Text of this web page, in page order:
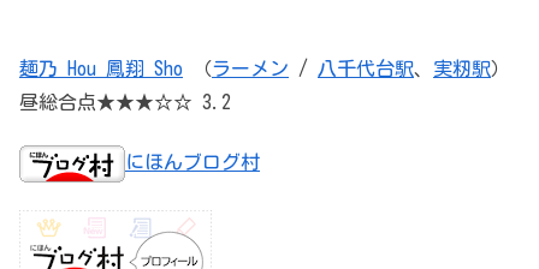
麺乃 Hou 鳳翔 Sho （ラーメン / 八千代台駅、 実籾駅）
昼総合点★★★☆☆ 3.2
にほんブログ村